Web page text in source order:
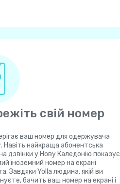
свій номер
ваш номер для одержувача
Навіть найкраща абонентська
дзвінки у Нову Каледонію показує
іноземний номер на екрані
Завдяки Yolla людина, якій ви
бачить ваш номер на екрані і